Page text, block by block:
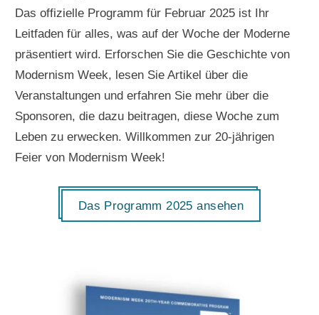
Das offizielle Programm für Februar 2025 ist Ihr
Leitfaden für alles, was auf der Woche der Moderne
präsentiert wird. Erforschen Sie die Geschichte von
Modernism Week, lesen Sie Artikel über die
Veranstaltungen und erfahren Sie mehr über die
Sponsoren, die dazu beitragen, diese Woche zum
Leben zu erwecken. Willkommen zur 20-jährigen
Feier von Modernism Week!
Das Programm 2025 ansehen